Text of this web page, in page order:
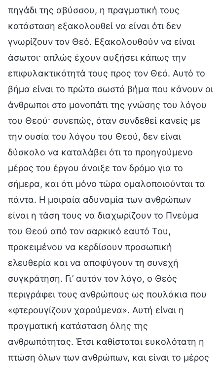
πηγάδι της αβύσσου, η πραγματική τους
κατάσταση εξακολουθεί να είναι ότι δεν
γνωρίζουν τον Θεό. Εξακολουθούν να είναι
άσωτοι· απλώς έχουν αυξήσει κάπως την
επιφυλακτικότητά τους προς τον Θεό. Αυτό το
βήμα είναι το πρώτο σωστό βήμα που κάνουν οι
άνθρωποι στο μονοπάτι της γνώσης του λόγου
του Θεού· συνεπώς, όταν συνδεθεί κανείς με
την ουσία του λόγου του Θεού, δεν είναι
δύσκολο να καταλάβει ότι το προηγούμενο
μέρος του έργου άνοιξε τον δρόμο για το
σήμερα, και ότι μόνο τώρα ομαλοποιούνται τα
πάντα. Η μοιραία αδυναμία των ανθρώπων
είναι η τάση τους να διαχωρίζουν το Πνεύμα
του Θεού από τον σαρκικό εαυτό Του,
προκειμένου να κερδίσουν προσωπική
ελευθερία και να αποφύγουν τη συνεχή
συγκράτηση. Γι’ αυτόν τον λόγο, ο Θεός
περιγράφει τους ανθρώπους ως πουλάκια που
«φτερουγίζουν χαρούμενα». Αυτή είναι η
πραγματική κατάσταση όλης της
ανθρωπότητας. Έτσι καθίσταται ευκολότατη η
πτώση όλων των ανθρώπων, και είναι το μέρος